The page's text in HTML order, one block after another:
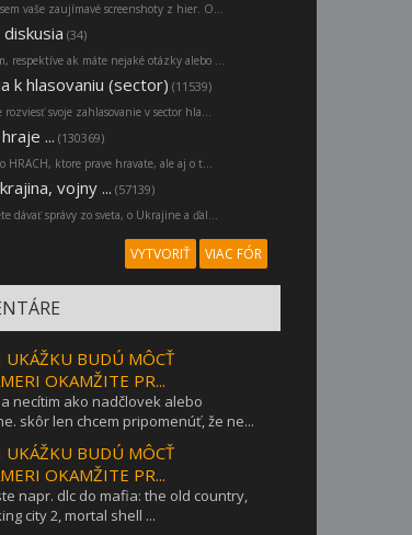
vaše zaujímavé screenshoty z hier. O...
(34)
respektíve ak máte nejaké otázky alebo ...
k hlasovaniu (sector) (11539)
rozviesť svoje zahlasovanie v sector hla...
... (130369)
HRACH, ktore prave hravate, ale aj o t...
vojny ... (57139)
dávať správy zo sveta, o Ukrajine a ďal...
VYTVORIŤ VIAC FÓR
UKÁŽKU BUDÚ MÔCŤ
OKAMŽITE PR...
necítim ako nadčlovek alebo
skôr len chcem pripomenúť, že ne...
UKÁŽKU BUDÚ MÔCŤ
OKAMŽITE PR...
napr. dlc do mafia: the old country,
city 2, mortal shell ...